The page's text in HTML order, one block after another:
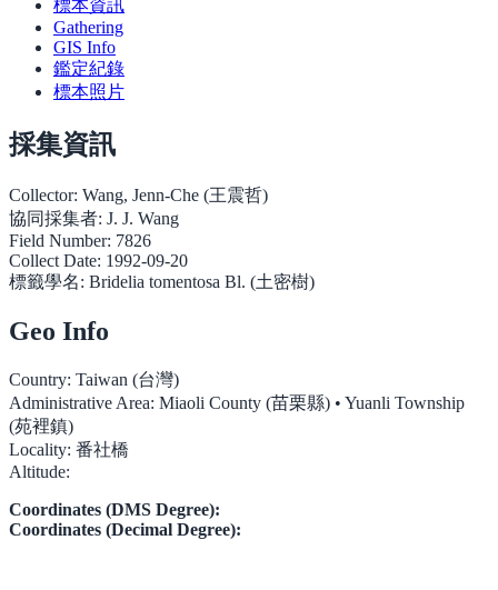
標本資訊
Gathering
GIS Info
鑑定紀錄
標本照片
採集資訊
Collector: Wang, Jenn-Che (王震哲)
協同採集者: J. J. Wang
Field Number: 7826
Collect Date: 1992-09-20
標籤學名: Bridelia tomentosa Bl. (土密樹)
Geo Info
Country: Taiwan (台灣)
Administrative Area: Miaoli County (苗栗縣) • Yuanli Township
(苑裡鎮)
Locality: 番社橋
Altitude:
Coordinates (DMS Degree):
Coordinates (Decimal Degree):